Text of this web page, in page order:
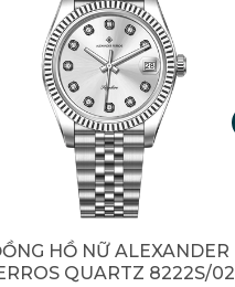
HỒ NỮ ALEXANDER
QUARTZ 8222S/02